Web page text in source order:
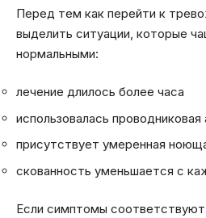
Перед тем как перейти к
выделить ситуации, которые
нормальными:
лечение длилось более часа
использовалась проводниковая
присутствует умеренная
скованность уменьшается с
Если симптомы